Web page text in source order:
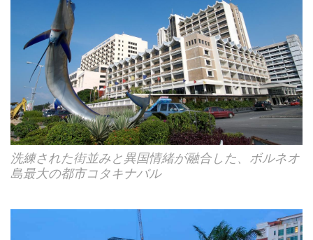
洗練された街並みと異国情緒が融合した、ボルネオ
島最大の都市コタキナバル